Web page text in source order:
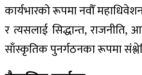
कार्यभारको रूपमा नवौँ
र त्यसलाई सिद्धान्त, राजनीति,
साँस्कृतिक पुनर्गठनका रूपमा